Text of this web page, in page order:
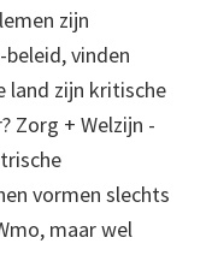
zijn
vinden
land zijn kritische
Zorg + Welzijn -
vormen slechts
maar wel